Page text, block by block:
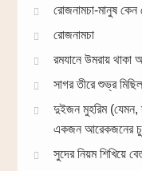
রোজনামচা-মানুষ কেন
রোজনামচা
রমযানে উমরায় থাকা
সাগর তীরে শুভ্র মিছিল
দুইজন মুহরিম (যেমন,
একজন আরেকজনের
সুদের নিয়ম শিখিয়ে